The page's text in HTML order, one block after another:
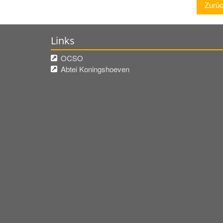
Links
OCSO
Abtei Koningshoeven